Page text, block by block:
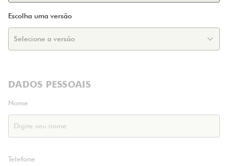
Escolha uma versão
DADOS PESSOAIS
Nome
Telefone